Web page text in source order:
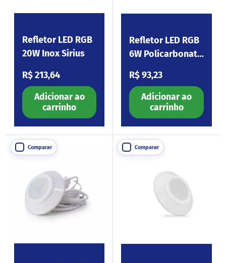
Refletor LED RGB
20W Inox Sirius
Preço normal
R$ 213,64
Adicionar ao
carrinho
Refletor LED RGB
6W Policarbonato
Preço normal
R$ 93,23
Adicionar ao
carrinho
Comparar Comparar